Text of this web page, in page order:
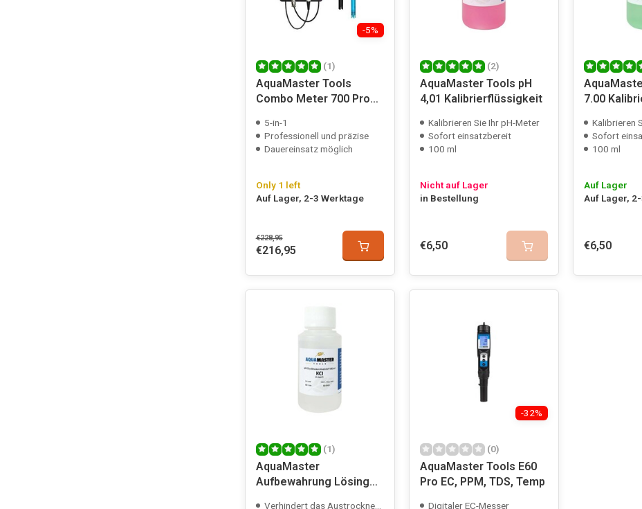
-5%
(1)
AquaMaster Tools
Combo Meter 700 Pro
5-in-1
Professionell und präzise
Dauereinsatz möglich
Only 1 left
Auf Lager, 2-3 Werktage
€228,95
€216,95
(2)
AquaMaster Tools pH
4,01 Kalibrierflüssigkeit
Kalibrieren Sie Ihr pH-Meter
Sofort einsatzbereit
100 ml
Nicht auf Lager
in Bestellung
€6,50
7.00
Kalibrieren
Sofort
100 ml
Auf Lager
Auf Lager,
€6,50
(1)
AquaMaster
Aufbewahrung Lösing
Verhindert das Austrocknen der Elektroden
-32%
(0)
AquaMaster Tools E60
Pro EC, PPM, TDS, Temp
Digitaler EC-Messer